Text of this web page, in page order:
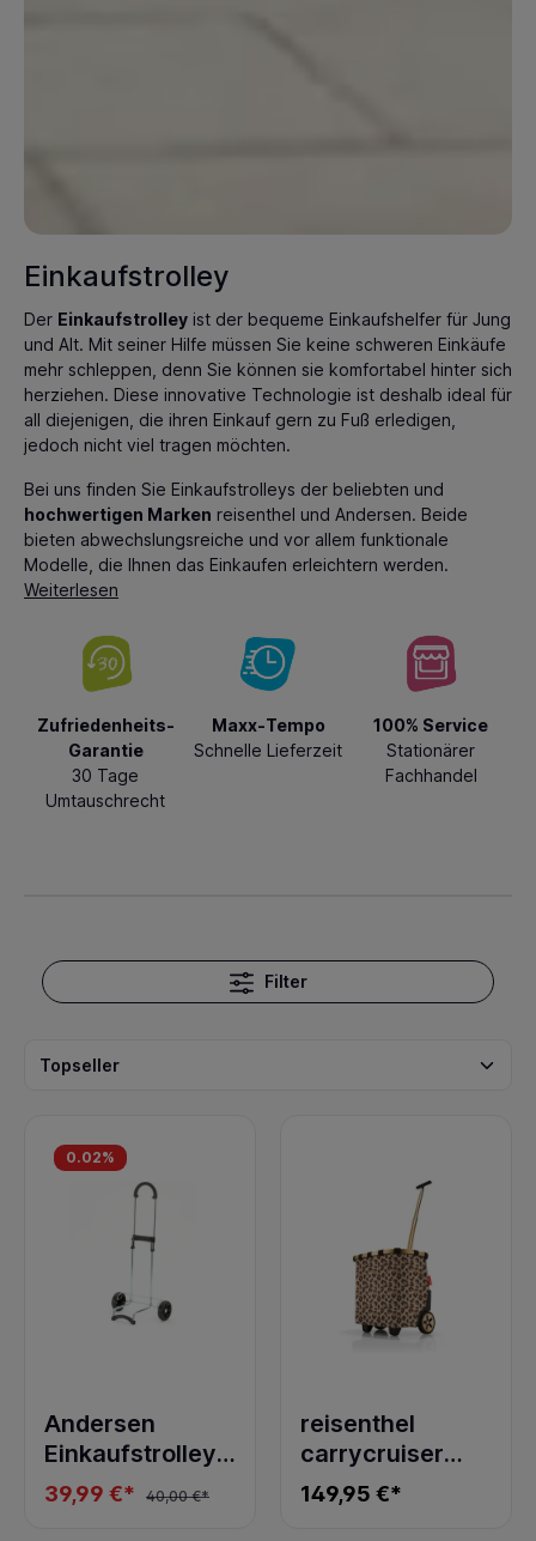
Einkaufstrolley
Der Einkaufstrolley ist der bequeme Einkaufshelfer für Jung
und Alt. Mit seiner Hilfe müssen Sie keine schweren Einkäufe
mehr schleppen, denn Sie können sie komfortabel hinter sich
herziehen. Diese innovative Technologie ist deshalb ideal für
all diejenigen, die ihren Einkauf gern zu Fuß erledigen,
jedoch nicht viel tragen möchten.
Bei uns finden Sie Einkaufstrolleys der beliebten und
hochwertigen Marken reisenthel und Andersen. Beide
bieten abwechslungsreiche und vor allem funktionale
Modelle, die Ihnen das Einkaufen erleichtern werden.
Weiterlesen
Zufriedenheits-
Garantie
30 Tage
Umtauschrecht
Maxx-Tempo
Schnelle Lieferzeit
100% Service
Stationärer
Fachhandel
Filter
0.02%
Andersen
Einkaufstrolley
Scala Shopper
mit Rädern
39,99 €* 40,00 €*
reisenthel
carrycruiser
frame leo
macchiato
149,95 €*